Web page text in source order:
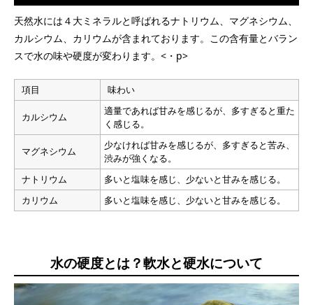
天然水には４大ミネラルと呼ばれるナトリウム、マグネシウム、
カルシウム、カリウムが含まれております。この含有量とバラン
スで水の味や硬度が変わります。<・p>
項目 味わい
カルシウム
適量であれば甘みを感じるが、多すぎると重た
く感じる。
マグネシウム
少なければ甘みを感じるが、多すぎると苦み、
渋みが強くなる。
ナトリウム
多いと塩味を感じ、少ないと甘みを感じる。
カリウム
多いと塩味を感じ、少ないと甘みを感じる。
水の硬度とは？軟水と硬水について